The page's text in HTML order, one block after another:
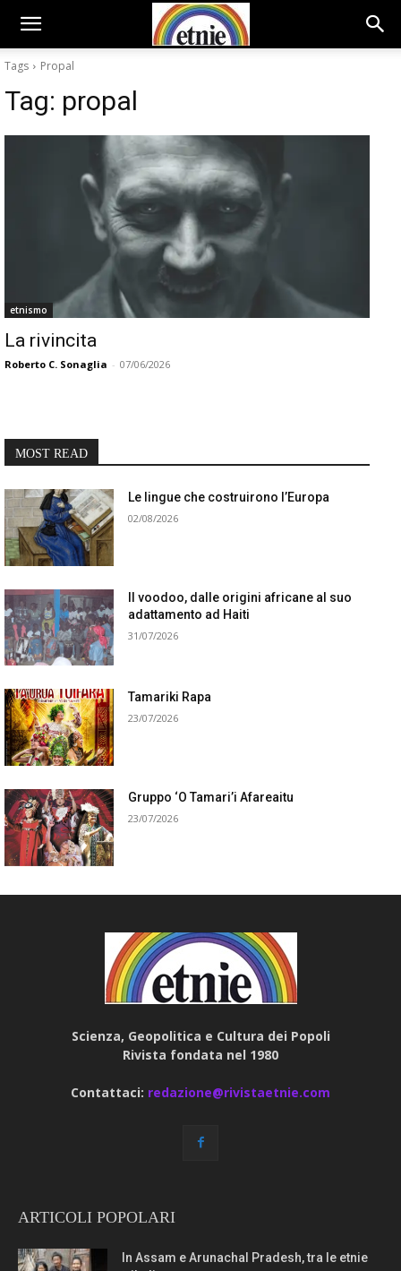
Tags Propal
Tag: propal
etnismo
La rivincita
Roberto C. Sonaglia - 07/06/2026
MOST READ
Le lingue che costruirono l’Europa
02/08/2026
Il voodoo, dalle origini africane al suo
adattamento ad Haiti
31/07/2026
Tamariki Rapa
23/07/2026
Gruppo ‘O Tamari’i Afareaitu
23/07/2026
Scienza, Geopolitica e Cultura dei Popoli
Rivista fondata nel 1980
Contattaci: redazione@rivistaetnie.com
ARTICOLI POPOLARI
In Assam e Arunachal Pradesh, tra le etnie